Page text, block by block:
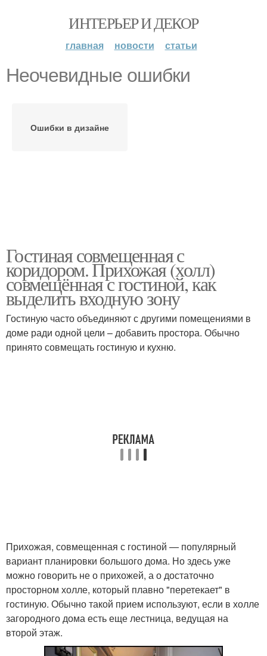
ИНТЕРЬЕР И ДЕКОР
главная новости статьи
Неочевидные ошибки
Ошибки в дизайне
Гостиная совмещенная с
коридором. Прихожая (холл)
совмещённая с гостиной, как
выделить входную зону
Гостиную часто объединяют с другими помещениями в
доме ради одной цели – добавить простора. Обычно
принято совмещать гостиную и кухню.
Прихожая, совмещенная с гостиной — популярный
вариант планировки большого дома. Но здесь уже
можно говорить не о прихожей, а о достаточно
просторном холле, который плавно "перетекает" в
гостиную. Обычно такой прием используют, если в холле
загородного дома есть еще лестница, ведущая на
второй этаж.